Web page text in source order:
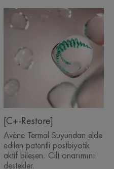
[C+-Restore]
Avène Termal Suyundan elde
edilen patentli postbiyotik
aktif bileşen. Cilt onarımını
destekler.